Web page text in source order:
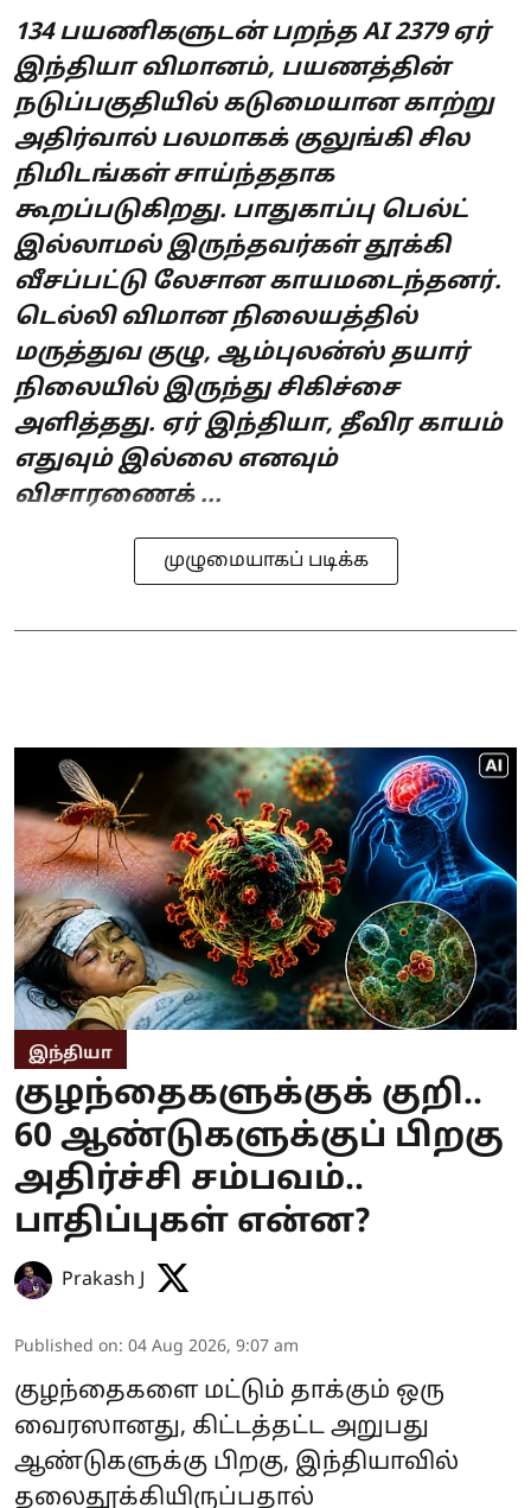
134 பயணிகளுடன் பறந்த AI 2379 ஏர்
இந்தியா விமானம், பயணத்தின்
நடுப்பகுதியில் கடுமையான காற்று
அதிர்வால் பலமாகக் குலுங்கி சில
நிமிடங்கள் சாய்ந்ததாக
கூறப்படுகிறது. பாதுகாப்பு பெல்ட்
இல்லாமல் இருந்தவர்கள் தூக்கி
வீசப்பட்டு லேசான காயமடைந்தனர்.
டெல்லி விமான நிலையத்தில்
மருத்துவ குழு, ஆம்புலன்ஸ் தயார்
நிலையில் இருந்து சிகிச்சை
அளித்தது. ஏர் இந்தியா, தீவிர காயம்
எதுவும் இல்லை எனவும்
விசாரணைக் ...
முழுமையாகப் படிக்க
இந்தியா
குழந்தைகளுக்குக் குறி..
60 ஆண்டுகளுக்குப் பிறகு
அதிர்ச்சி சம்பவம்..
பாதிப்புகள் என்ன?
Prakash J
Published on: 04 Aug 2026, 9:07 am
குழந்தைகளை மட்டும் தாக்கும் ஒரு
வைரஸானது, கிட்டத்தட்ட அறுபது
ஆண்டுகளுக்கு பிறகு, இந்தியாவில்
தலைதூக்கியிருப்பதால்